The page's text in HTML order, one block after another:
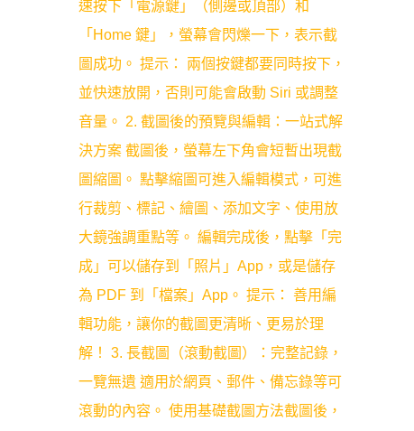
速按下「電源鍵」（側邊或頂部）和
「Home 鍵」，螢幕會閃爍一下，表示截
圖成功。 提示： 兩個按鍵都要同時按下，
並快速放開，否則可能會啟動 Siri 或調整
音量。 2. 截圖後的預覽與編輯：一站式解
決方案 截圖後，螢幕左下角會短暫出現截
圖縮圖。 點擊縮圖可進入編輯模式，可進
行裁剪、標記、繪圖、添加文字、使用放
大鏡強調重點等。 編輯完成後，點擊「完
成」可以儲存到「照片」App，或是儲存
為 PDF 到「檔案」App。 提示： 善用編
輯功能，讓你的截圖更清晰、更易於理
解！ 3. 長截圖（滾動截圖）：完整記錄，
一覽無遺 適用於網頁、郵件、備忘錄等可
滾動的內容。 使用基礎截圖方法截圖後，